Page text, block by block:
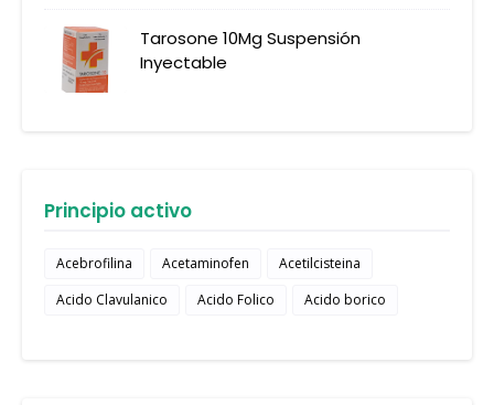
Tarosone 10Mg Suspensión
Inyectable
Principio activo
Acebrofilina Acetaminofen
Acetilcisteina
Acido Clavulanico
Acido Folico Acido borico